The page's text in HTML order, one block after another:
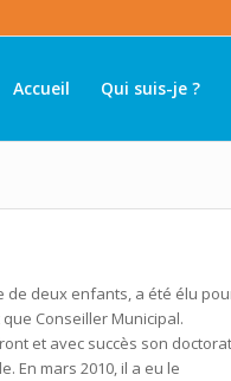
Accueil Qui suis-je ?
de deux enfants, a été élu
Conseiller Municipal.
et avec succès son doctorat
En mars 2010, il a eu le